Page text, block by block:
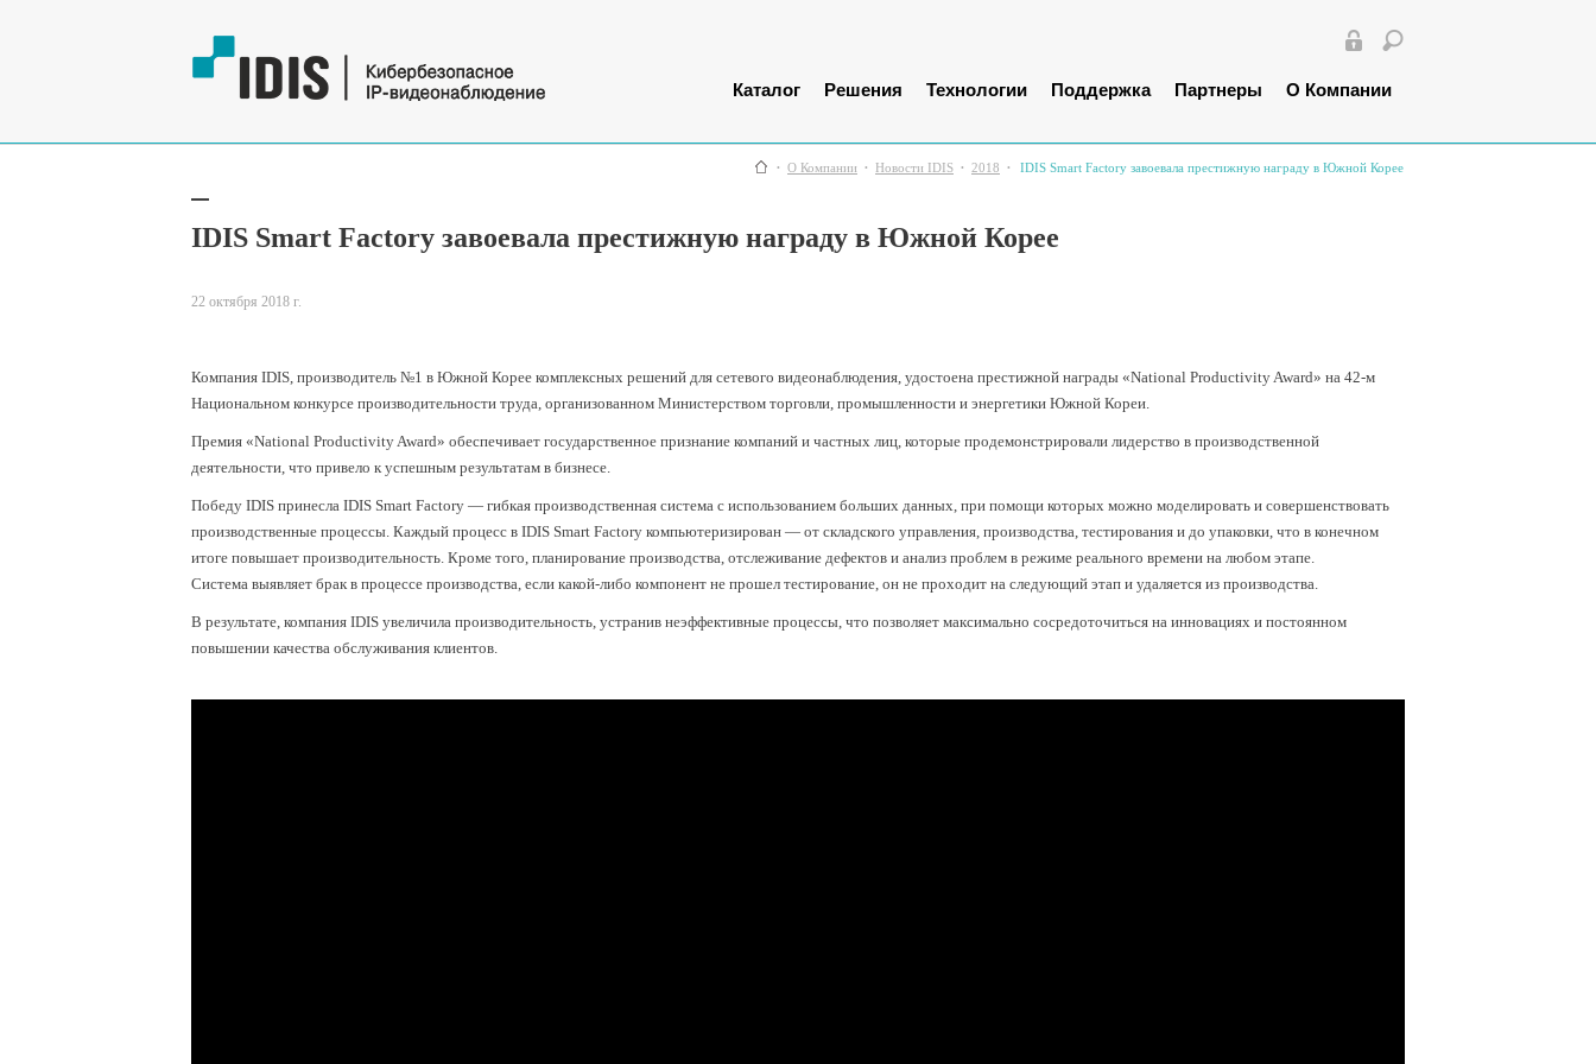
Каталог Решения Технологии Поддержка Партнеры О Компании
О Компании Новости IDIS 2018 IDIS Smart Factory завоевала престижную награду в Южной Корее
IDIS Smart Factory завоевала престижную награду в Южной Корее
22 октября 2018 г.
Компания IDIS, производитель №1 в Южной Корее комплексных решений для сетевого видеонаблюдения, удостоена престижной награды «National Productivity Award» на 42-м
Национальном конкурсе производительности труда, организованном Министерством торговли, промышленности и энергетики Южной Кореи.
Премия «National Productivity Award» обеспечивает государственное признание компаний и частных лиц, которые продемонстрировали лидерство в производственной
деятельности, что привело к успешным результатам в бизнесе.
Победу IDIS принесла IDIS Smart Factory — гибкая производственная система с использованием больших данных, при помощи которых можно моделировать и совершенствовать
производственные процессы. Каждый процесс в IDIS Smart Factory компьютеризирован — от складского управления, производства, тестирования и до упаковки, что в конечном
итоге повышает производительность. Кроме того, планирование производства, отслеживание дефектов и анализ проблем в режиме реального времени на любом этапе.
Система выявляет брак в процессе производства, если какой-либо компонент не прошел тестирование, он не проходит на следующий этап и удаляется из производства.
В результате, компания IDIS увеличила производительность, устранив неэффективные процессы, что позволяет максимально сосредоточиться на инновациях и постоянном
повышении качества обслуживания клиентов.